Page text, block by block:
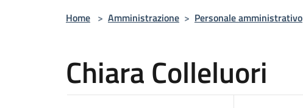
Home > Amministrazione > Personale amministrativo
Chiara Colleluori